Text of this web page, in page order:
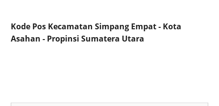
Kode Pos Kecamatan Simpang Empat - Kota
Asahan - Propinsi Sumatera Utara